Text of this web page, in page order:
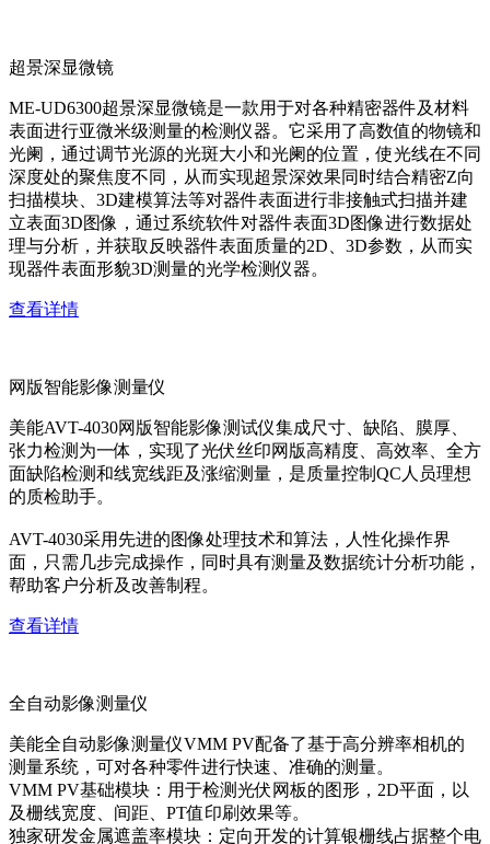
超景深显微镜
ME-UD6300超景深显微镜是一款用于对各种精密器件及材料
表面进行亚微米级测量的检测仪器。它采用了高数值的物镜和
光阑，通过调节光源的光斑大小和光阑的位置，使光线在不同
深度处的聚焦度不同，从而实现超景深效果同时结合精密Z向
扫描模块、3D建模算法等对器件表面进行非接触式扫描并建
立表面3D图像，通过系统软件对器件表面3D图像进行数据处
理与分析，并获取反映器件表面质量的2D、3D参数，从而实
现器件表面形貌3D测量的光学检测仪器。
查看详情
网版智能影像测量仪
美能AVT-4030网版智能影像测试仪集成尺寸、缺陷、膜厚、
张力检测为一体，实现了光伏丝印网版高精度、高效率、全方
面缺陷检测和线宽线距及涨缩测量，是质量控制QC人员理想
的质检助手。
AVT-4030采用先进的图像处理技术和算法，人性化操作界
面，只需几步完成操作，同时具有测量及数据统计分析功能，
帮助客户分析及改善制程。
查看详情
全自动影像测量仪
美能全自动影像测量仪VMM PV配备了基于高分辨率相机的
测量系统，可对各种零件进行快速、准确的测量。
VMM PV基础模块：用于检测光伏网板的图形，2D平面，以
及栅线宽度、间距、PT值印刷效果等。
独家研发金属遮盖率模块：定向开发的计算银栅线占据整个电